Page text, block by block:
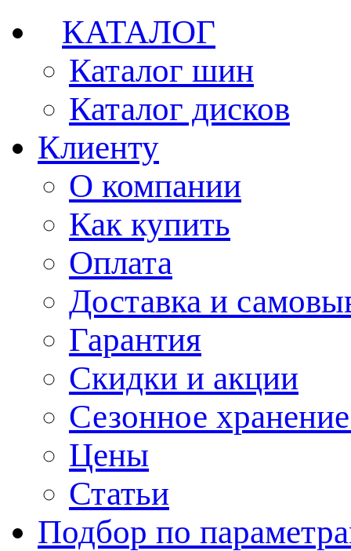
КАТАЛОГ
Каталог шин
Каталог дисков
Клиенту
О компании
Как купить
Оплата
Доставка и
Гарантия
Скидки и акции
Сезонное
Цены
Статьи
Подбор по